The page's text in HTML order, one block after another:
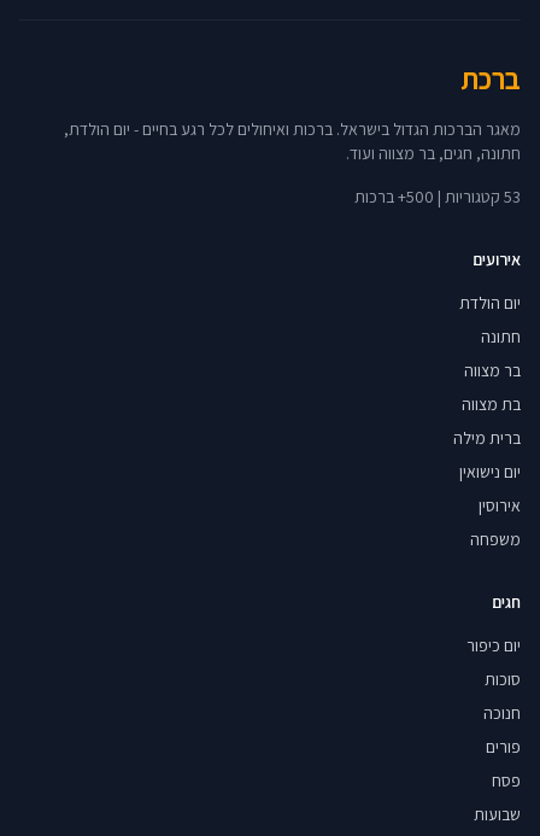
ברכת
מאגר הברכות הגדול בישראל. ברכות ואיחולים לכל רגע בחיים - יום הולדת,
חתונה, חגים, בר מצווה ועוד.
53 קטגוריות | 500+ ברכות
אירועים
יום הולדת
חתונה
בר מצווה
בת מצווה
ברית מילה
יום נישואין
אירוסין
משפחה
חגים
יום כיפור
סוכות
חנוכה
פורים
פסח
שבועות